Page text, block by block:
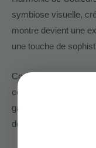
symbiose visuelle,
montre devient une
une touche de
Confort Inégalé :
confort. Le bracelet
garantissent un
de devenir une